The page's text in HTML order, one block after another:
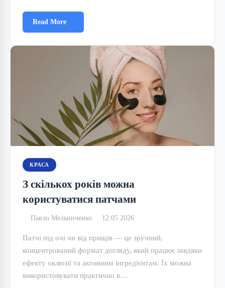
Read More
КРАСА
З скількох років можна
користуватися патчами
Павло Мельниченко 12.05.2026
Патчі під очі чи від прищів — це зручний,
концентрований формат догляду, який працює завдяки
ефекту оклюзії та активним інгредієнтам. Їх можна
використовувати практично в…